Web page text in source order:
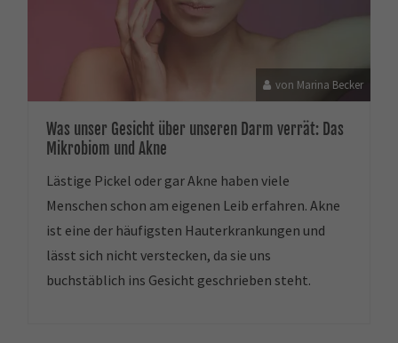
von Marina Becker
Was unser Gesicht über unseren Darm verrät: Das
Mikrobiom und Akne
Lästige Pickel oder gar Akne haben viele
Menschen schon am eigenen Leib erfahren. Akne
ist eine der häufigsten Hauterkrankungen und
lässt sich nicht verstecken, da sie uns
buchstäblich ins Gesicht geschrieben steht.